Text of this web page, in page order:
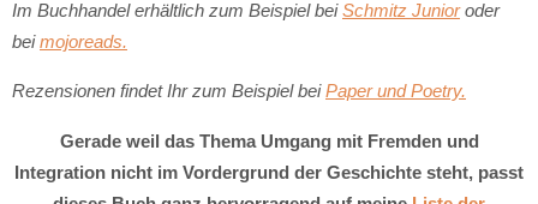
Im Buchhandel erhältlich zum Beispiel beiSchmitz Junioroder
beimojoreads.
Rezensionen findet Ihr zum Beispiel beiPaper und Poetry.
Gerade weil das Thema Umgang mit Fremden und
Integration nicht im Vordergrund der Geschichte steht, passt